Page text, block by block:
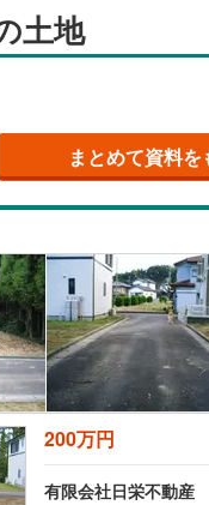
土地
まとめて資料を
200万円
有限会社日栄不動産
新潟
大阪
鳥取
徳島
福岡
件
館山市
習志野市(31)
市原市(88)
我孫子市(20)
君津市(40)
四街道市
(47)
印西市( 8 )
南房総市
山武市(176)
件
三ケ谷
下太田(3)
高師(5)
本小轡(6)
御蔵芝(4)
六ツ野( 9)
弓渡
件
東京メトロ東西線
千葉都市モノレ
京成成田高速鉄
京成千原線(0)
山万ユーカリが
東葉高速鉄道(0)
件
件
更地渡し
最寄りの駅が
オンライン内
オンライン対応
件